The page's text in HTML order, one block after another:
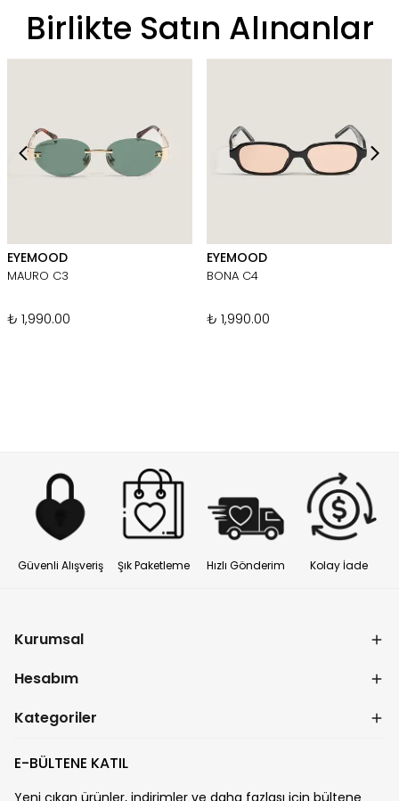
Birlikte Satın Alınanlar
EYEMOOD
MAURO C3
₺ 1,990.00
EYEMOOD
BONA C4
₺ 1,990.00
Güvenli Alışveriş Şık Paketleme Hızlı Gönderim Kolay İade
Kurumsal
Hesabım
Kategoriler
E-BÜLTENE KATIL